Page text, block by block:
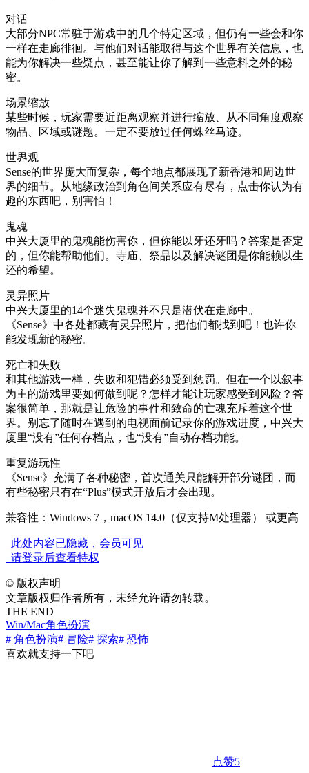
对话
大部分NPC常驻于游戏中的几个特定区域，但仍有一些会和你
一样在走廊徘徊。与他们对话能取得与这个世界有关信息，也
能为你解决一些疑点，甚至能让你了解到一些意料之外的秘
密。
场景缩放
某些时候，玩家需要近距离观察并进行缩放、从不同角度观察
物品、区域或谜题。一定不要放过任何蛛丝马迹。
世界观
Sense的世界庞大而复杂，每个地点都展现了新香港和周边世
界的细节。从地缘政治到角色间关系应有尽有，点击你认为有
趣的东西吧，别害怕！
鬼魂
中兴大厦里的鬼魂能伤害你，但你能以牙还牙吗？答案是否定
的，但你能帮助他们。寺庙、祭品以及解决谜团是你能赖以生
还的希望。
灵异照片
中兴大厦里的14个迷失鬼魂并不只是潜伏在走廊中。
《Sense》中各处都藏有灵异照片，把他们都找到吧！也许你
能发现新的秘密。
死亡和失败
和其他游戏一样，失败和犯错必须受到惩罚。但在一个以叙事
为主的游戏里要如何做到呢？怎样才能让玩家感受到风险？答
案很简单，那就是让危险的事件和致命的亡魂充斥着这个世
界。别忘了随时在遇到的电视面前记录你的游戏进度，中兴大
厦里“没有”任何存档点，也“没有”自动存档功能。
重复游玩性
《Sense》充满了各种秘密，首次通关只能解开部分谜团，而
有些秘密只有在“Plus”模式开放后才会出现。
兼容性：Windows 7，macOS 14.0（仅支持M处理器） 或更高
此处内容已隐藏，会员可见
请登录后查看特权
© 版权声明
文章版权归作者所有，未经允许请勿转载。
THE END
Win/Mac角色扮演
# 角色扮演# 冒险# 探索# 恐怖
喜欢就支持一下吧
点赞5